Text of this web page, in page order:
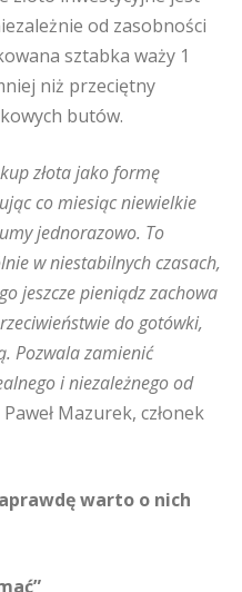
od zasobności
sztabka waży 1
niż przeciętny
butów.
złota jako formę
co miesiąc niewielkie
jednorazowo. To
w niestabilnych czasach,
jeszcze pieniądz zachowa
do gotówki,
Pozwala zamienić
i niezależnego od
Mazurek, członek
warto o nich